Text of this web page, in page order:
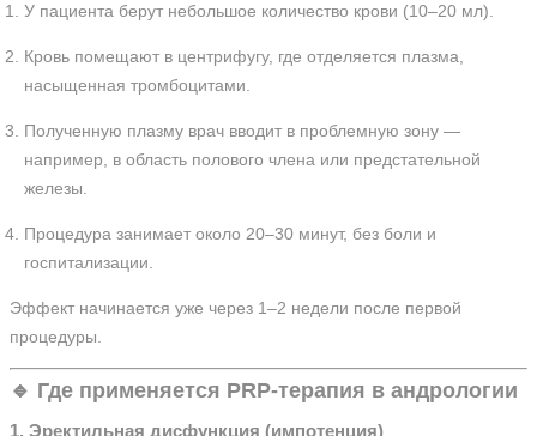
У пациента берут небольшое количество крови (10–20 мл).
Кровь помещают в центрифугу, где отделяется плазма,
насыщенная тромбоцитами.
Полученную плазму врач вводит в проблемную зону —
например, в область полового члена или предстательной
железы.
Процедура занимает около 20–30 минут, без боли и
госпитализации.
Эффект начинается уже через 1–2 недели после первой
процедуры.
🔹 Где применяется PRP-терапия в андрологии
1. Эректильная дисфункция (импотенция)